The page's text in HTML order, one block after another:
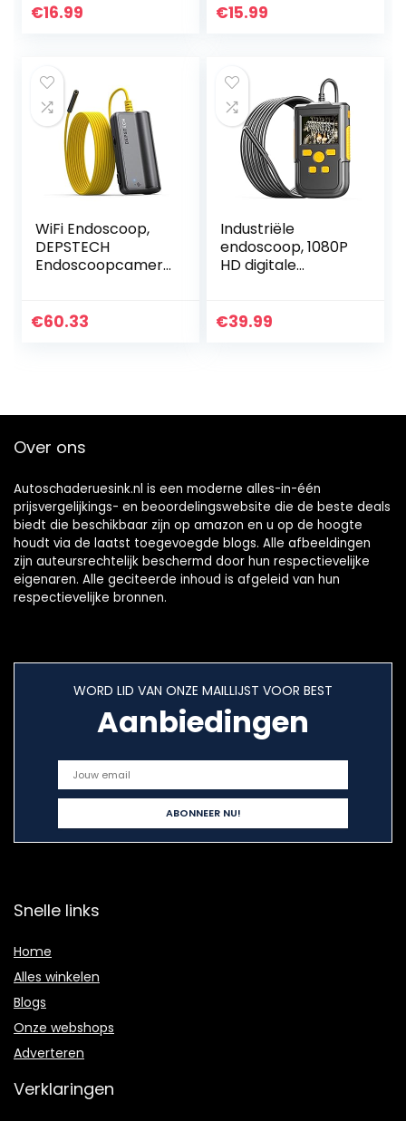
slang/kabel en led,
€16.99
Camera met 8 led
€15.99
WiFi Endoscoop,
DEPSTECH
Endoscoopcamer
Inspectiecamera
€60.33
Industriële
endoscoop, 1080P
HD digitale
met IP67
€39.99
Over ons
Autoschaderuesink.nl is een moderne alles-in-één
prijsvergelijkings- en beoordelingswebsite die de beste deals
biedt die beschikbaar zijn op amazon en u op de hoogte
houdt via de laatst toegevoegde blogs. Alle afbeeldingen
zijn auteursrechtelijk beschermd door hun respectievelijke
eigenaren. Alle geciteerde inhoud is afgeleid van hun
respectievelijke bronnen.
WORD LID VAN ONZE MAILLIJST VOOR BEST
Aanbiedingen
Snelle links
Home
Alles winkelen
Blogs
Onze webshops
Adverteren
Verklaringen